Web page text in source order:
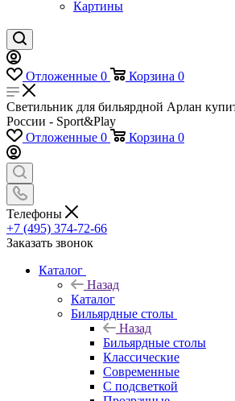
Картины
Отложенные 0 Корзина 0
Светильник для бильярдной Арлан
России - Sport&Play
Отложенные 0 Корзина 0
Телефоны
+7 (495) 374-72-66
Заказать звонок
Каталог
Назад
Каталог
Бильярдные столы
Назад
Бильярдные столы
Классические
Современные
С подсветкой